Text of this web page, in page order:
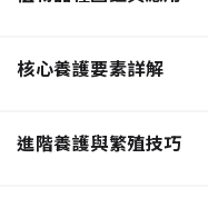
核心養護要素詳解
進階養護與繁殖技巧